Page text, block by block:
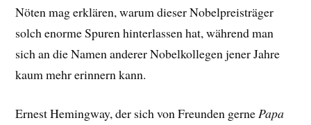
Nöten mag erklären, warum dieser Nobelpreisträger
solch enorme Spuren hinterlassen hat, während man
sich an die Namen anderer Nobelkollegen jener Jahre
kaum mehr erinnern kann.
Ernest Hemingway, der sich von Freunden gernePapa